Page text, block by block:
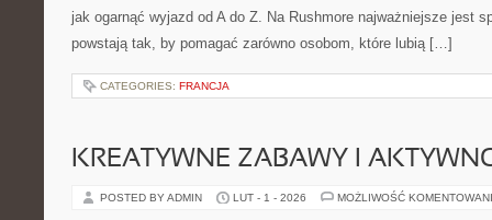
jak ogarnąć wyjazd od A do Z. Na Rushmore najważniejsze jest
powstają tak, by pomagać zarówno osobom, które lubią […]
CATEGORIES: FRANCJA
KREATYWNE ZABAWY I
POSTED BY ADMIN LUT - 1 - 2026 MOŻLIWOŚĆ